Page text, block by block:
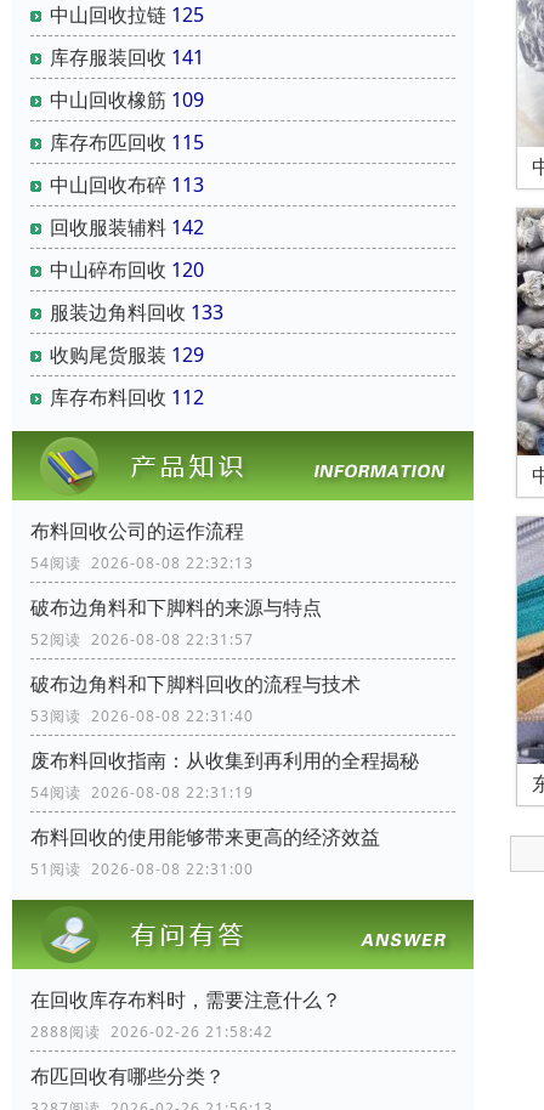
中山回收拉链 125
库存服装回收 141
中山回收橡筋 109
库存布匹回收 115
中山回收布碎 113
回收服装辅料 142
中山碎布回收 120
服装边角料回收 133
收购尾货服装 129
库存布料回收 112
布料回收公司的运作流程
54阅读 2026-08-08 22:32:13
破布边角料和下脚料的来源与特点
52阅读 2026-08-08 22:31:57
破布边角料和下脚料回收的流程与技术
53阅读 2026-08-08 22:31:40
废布料回收指南：从收集到再利用的全程揭秘
54阅读 2026-08-08 22:31:19
布料回收的使用能够带来更高的经济效益
51阅读 2026-08-08 22:31:00
在回收库存布料时，需要注意什么？
2888阅读 2026-02-26 21:58:42
布匹回收有哪些分类？